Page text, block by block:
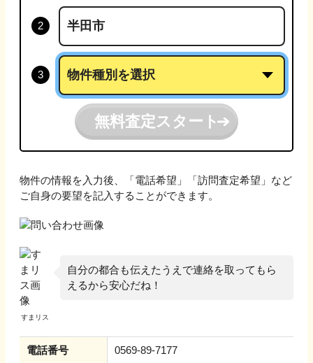
無料査定スタート
物件の情報を入力後、「電話希望」「訪問査定希望」など
ご自身の要望を記入することができます。
自分の都合も伝えたうえで連絡を取ってもら
えるから安心だね！
電話番号 0569-89-7177